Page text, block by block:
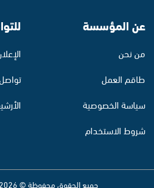
عن المؤسسة
من نحن
طاقم العمل
سياسة الخصوصية
شروط الاستخدام
جميع الحقوق محفوظة © 2026 | موقع الشمس